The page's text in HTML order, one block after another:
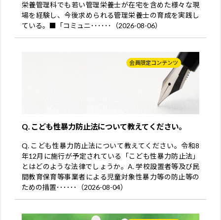
栄養管理科でも若い管理栄養士が在宅を含めた様々な現
場を経験し、今後求められる管理栄養士の育成を実践し
ている。■「コミュニ･･････（2026-08-06）
会員限定コンテンツ
Q. こども性暴力防止法について教えてください。
Q. こども性暴力防止法について教えてください。令和8
年12月に施行が予定されている「こども性暴力防止法」
とはどのような法律でしょうか。A. 学校設置者等及び民
間教育保育等事業者による児童対象性暴力等の防止等の
ための措置･･････（2026-08-04）